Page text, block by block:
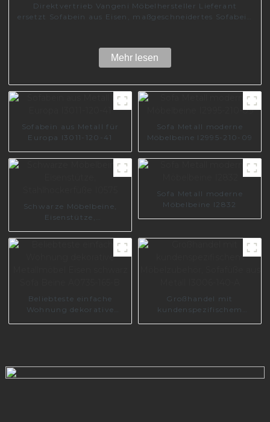
Direktvertrieb Vangeni Möbelhersteller Lieferant
ersetzt Sofabein aus Eisen, maßgeschneidertes Sofabein
Mehr lesen
Sofabein aus Metall für
Europa I3011-120-41
Sofa Metall moderne
Möbelbeine I2995-210-09
Schwarze Möbelbeine,
Eisenstütze,
Sofa Metall moderne
Möbelbeine I2832
Beliebteste einfache
Wohnung dekorative
Großhandel mit
kundenspezifischem